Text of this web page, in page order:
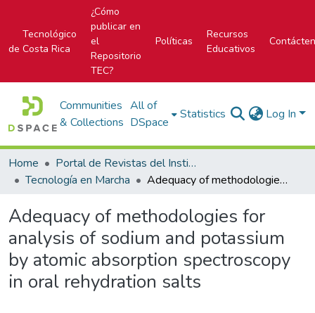
Tecnológico
de Costa Rica
¿Cómo
publicar en
el
Repositorio
TEC?
Políticas
Recursos
Educativos
Communities
& Collections
All of
DSpace
Statistics Log In
Home
Portal de Revistas del Instituto Tecnológico de Costa Rica
Tecnología en Marcha
Adequacy of methodologies for analysis of sodium and potassium by atomic absorption spectroscopy in oral rehydration salts
Adequacy of methodologies for
analysis of sodium and potassium
by atomic absorption spectroscopy
in oral rehydration salts